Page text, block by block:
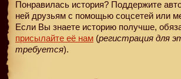
Понравилась история? Поддержите
ней друзьям с помощью соцсетей или
Если Вы знаете историю получше,
присылайте её нам (регистрация для
требуется).